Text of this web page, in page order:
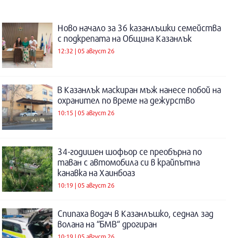
Ново начало за 36 казанлъшки семейства
с подкрепата на Община Казанлък
12:32 | 05 август 26
В Казанлък маскиран мъж нанесе побой на
охранител по време на дежурство
10:15 | 05 август 26
34-годишен шофьор се преобърна по
таван с автомобила си в крайпътна
канавка на Хаинбоаз
10:19 | 05 август 26
Спипаха водач в Казанлъшко, седнал зад
волана на “БМВ“ дрогиран